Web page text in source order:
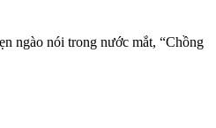
ngào nói trong nước mắt, “Chồng